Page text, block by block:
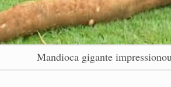
Mandioca gigante